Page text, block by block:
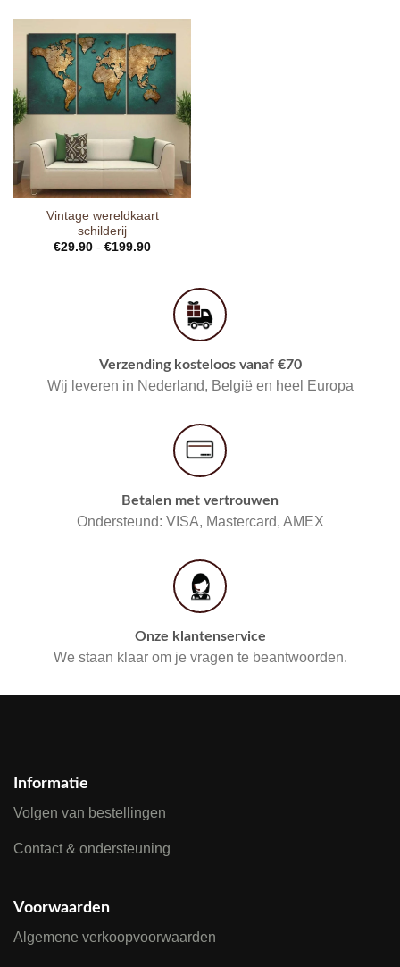
Vintage wereldkaart
schilderij
€29.90 - €199.90
Verzending kosteloos vanaf €70
Wij leveren in Nederland, België en heel Europa
Betalen met vertrouwen
Ondersteund: VISA, Mastercard, AMEX
Onze klantenservice
We staan klaar om je vragen te beantwoorden.
Informatie
Volgen van bestellingen
Contact & ondersteuning
Voorwaarden
Algemene verkoopvoorwaarden